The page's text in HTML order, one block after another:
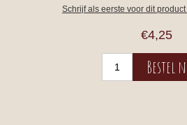
Schrijf als eerste voor dit
€4,25